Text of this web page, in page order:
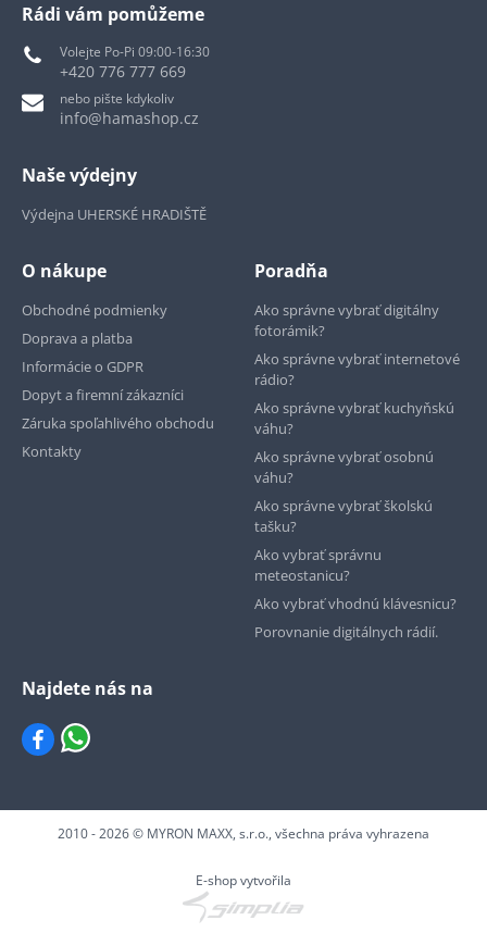
Rádi vám pomůžeme
Volejte Po-Pi 09:00-16:30
+420 776 777 669
nebo pište kdykoliv
info@hamashop.cz
Naše výdejny
Výdejna UHERSKÉ HRADIŠTĚ
O nákupe
Obchodné podmienky
Doprava a platba
Informácie o GDPR
Dopyt a firemní zákazníci
Záruka spoľahlivého obchodu
Kontakty
Poradňa
Ako správne vybrať digitálny
fotorámik?
Ako správne vybrať internetové
rádio?
Ako správne vybrať kuchyňskú
váhu?
Ako správne vybrať osobnú
váhu?
Ako správne vybrať školskú
tašku?
Ako vybrať správnu
meteostanicu?
Ako vybrať vhodnú klávesnicu?
Porovnanie digitálnych rádií.
Najdete nás na
2010 - 2026 © MYRON MAXX, s.r.o., všechna práva vyhrazena
E-shop vytvořila